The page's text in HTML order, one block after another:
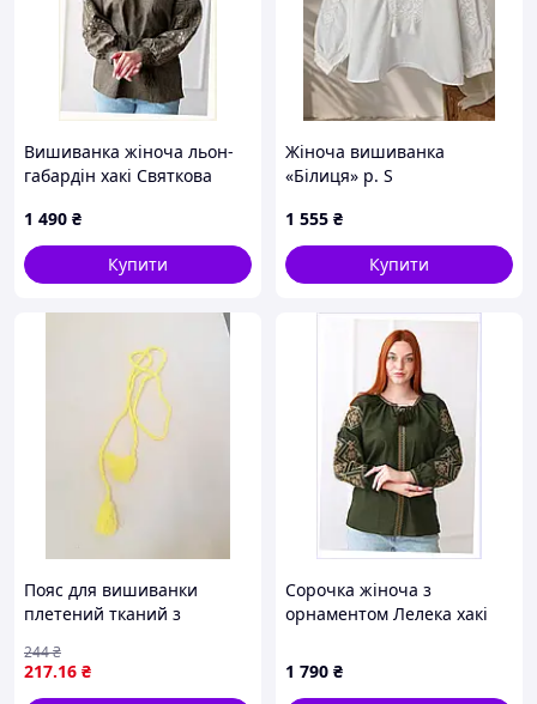
Вишиванка жіноча льон-
габардін хакі Святкова
1 490 ₴
Купити
Жіноча вишиванка
«Білиця» р. S
1 555 ₴
Купити
Пояс для вишиванки
плетений тканий з
217.16 ₴
244₴
Сорочка жіноча з
орнаментом Лелека хакі
1 790 ₴